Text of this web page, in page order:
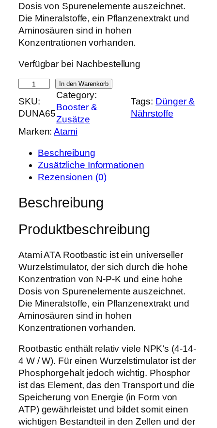
ü
n
g
l
c
h
e
P
i
s
w
r
1
2
5
0
€
l
l
e
r
r
e
i
s
i
:
9
,
9
€
.
Dosis von Spurenelemente auszeichnet.
Die Mineralstoffe, ein Pflanzenextrakt und
Aminosäuren sind in hohen
Konzentrationen vorhanden.
Verfügbar bei Nachbestellung
T
A
I
o
b
s
t
i
c
5
0
m
M
e
n
g
e
In den Warenkorb
SKU:
DUNA65
Category:
Booster &
Zusätze
Tags: Dünger &
Nährstoffe
Marken:Atami
Beschreibung
Zusätzliche Informationen
Rezensionen (0)
Beschreibung
Produktbeschreibung
Atami ATA Rootbastic ist ein universeller
Wurzelstimulator, der sich durch die hohe
Konzentration von N-P-K und eine hohe
Dosis von Spurenelemente auszeichnet.
Die Mineralstoffe, ein Pflanzenextrakt und
Aminosäuren sind in hohen
Konzentrationen vorhanden.
Rootbastic enthält relativ viele NPK’s (4-14-
4 W / W). Für einen Wurzelstimulator ist der
Phosphorgehalt jedoch wichtig. Phosphor
ist das Element, das den Transport und die
Speicherung von Energie (in Form von
ATP) gewährleistet und bildet somit einen
wichtigen Bestandteil in den Zellen und der